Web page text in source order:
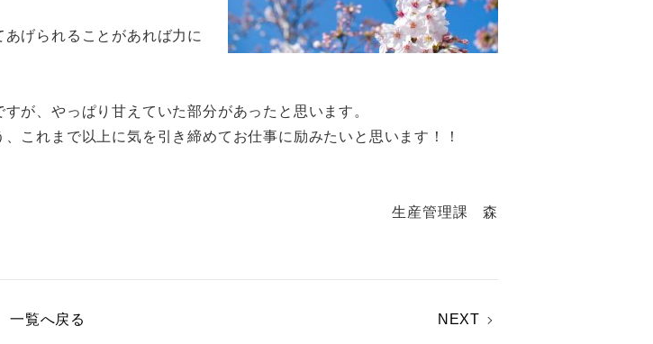
げられることがあれば力に
が、やっぱり甘えていた部分があったと思います。
これまで以上に気を引き締めてお仕事に励みたいと思います！！
生産管理課 森
一覧へ戻る NEXT